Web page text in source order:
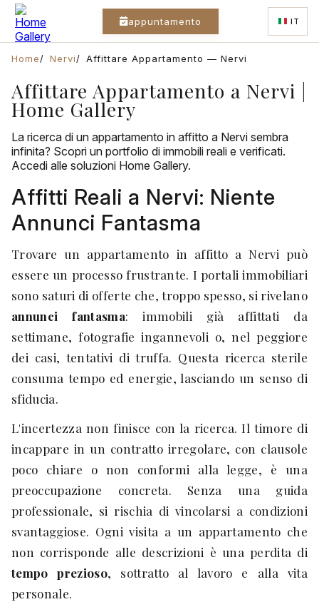
appuntamento IT
Home Nervi Affittare Appartamento — Nervi
Affittare Appartamento a Nervi |
Home Gallery
La ricerca di un appartamento in affitto a Nervi sembra
infinita? Scopri un portfolio di immobili reali e verificati.
Accedi alle soluzioni Home Gallery.
Affitti Reali a Nervi: Niente
Annunci Fantasma
Trovare un appartamento in affitto a Nervi può
essere un processo frustrante. I portali immobiliari
sono saturi di offerte che, troppo spesso, si rivelano
annunci fantasma: immobili già affittati da
settimane, fotografie ingannevoli o, nel peggiore
dei casi, tentativi di truffa. Questa ricerca sterile
consuma tempo ed energie, lasciando un senso di
sfiducia.
L'incertezza non finisce con la ricerca. Il timore di
incappare in un contratto irregolare, con clausole
poco chiare o non conformi alla legge, è una
preoccupazione concreta. Senza una guida
professionale, si rischia di vincolarsi a condizioni
svantaggiose. Ogni visita a un appartamento che
non corrisponde alle descrizioni è una perdita di
tempo prezioso, sottratto al lavoro e alla vita
personale.